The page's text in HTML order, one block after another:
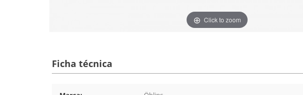
Click to zoom
Ficha técnica